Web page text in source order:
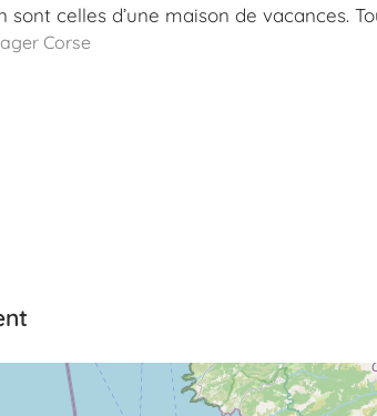
sont celles d’une maison de vacances.
Corse